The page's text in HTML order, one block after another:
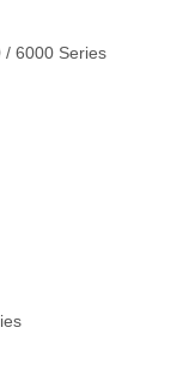
/ 6000 Series